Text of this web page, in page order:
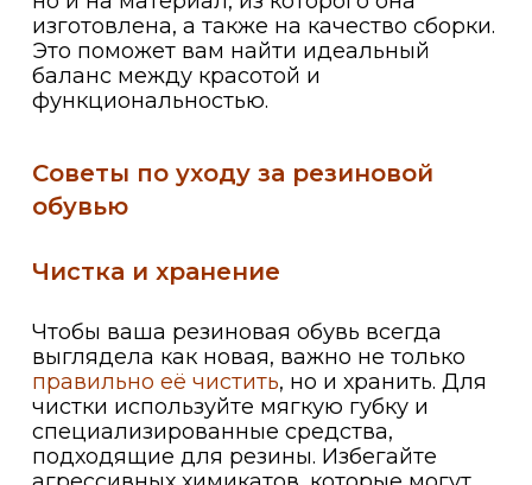
изготовлена, а также на качество сборки.
Это поможет вам найти идеальный
баланс между красотой и
функциональностью.
Советы по уходу за резиновой
обувью
Чистка и хранение
Чтобы ваша резиновая обувь всегда
выглядела как новая, важно не только
правильно её чистить, но и хранить. Для
чистки используйте мягкую губку и
специализированные средства,
подходящие для резины. Избегайте